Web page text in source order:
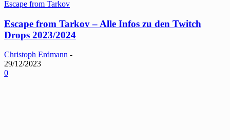
Escape from Tarkov
Escape from Tarkov – Alle Infos zu den Twitch
Drops 2023/2024
Christoph Erdmann -
29/12/2023
0